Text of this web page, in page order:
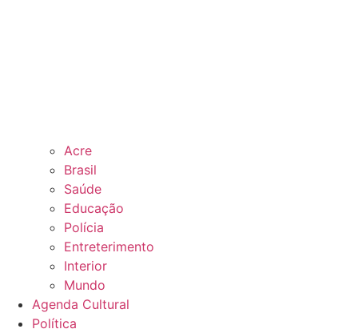
Acre
Brasil
Saúde
Educação
Polícia
Entreterimento
Interior
Mundo
Agenda Cultural
Política